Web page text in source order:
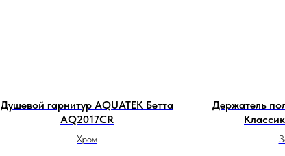
Душевой гарнитур AQUATEK Бетта
AQ2017CR
Хром
Держатель